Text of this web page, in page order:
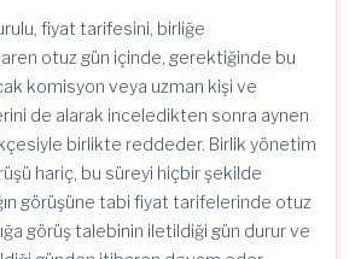
fiyat tarifesini, birliğe
otuz gün içinde, gerektiğinde bu
komisyon veya uzman kişi ve
de alarak inceledikten sonra aynen
birlikte reddeder. Birlik yönetim
hariç, bu süreyi hiçbir şekilde
görüşüne tabi fiyat tarifelerinde otuz
görüş talebinin iletildiği gün durur ve